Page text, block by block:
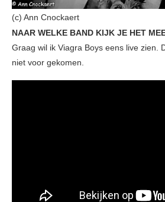
(c) Ann Cnockaert
NAAR WELKE BAND KIJK JE HET
Graag wil ik Viagra Boys eens live zien.
niet voor gekomen.